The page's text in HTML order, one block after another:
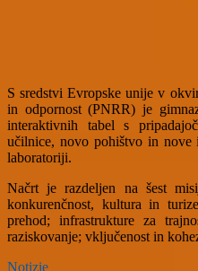
S sredstvi Evropske unije v
in odpornost (PNRR) je
interaktivnih tabel s
učilnice, novo pohištvo in nove
laboratoriji.
Načrt je razdeljen na šest
konkurenčnost, kultura in
prehod; infrastrukture za
raziskovanje; vključenost in
Notizie